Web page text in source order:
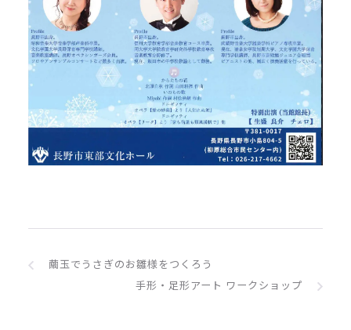
繭玉でうさぎのお雛様をつくろう
手形・足形アート ワークショップ